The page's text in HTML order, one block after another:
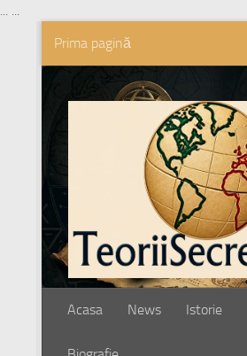
... ...
Skip to content
Prima pagină
Acasa News Istorie